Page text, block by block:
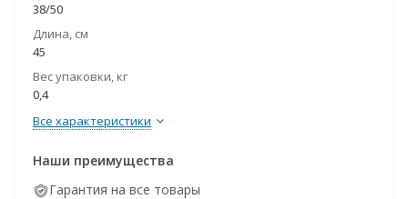
38/50
Длина, см
45
Вес упаковки, кг
0,4
Все характеристики
Наши преимущества
Гарантия на все товары